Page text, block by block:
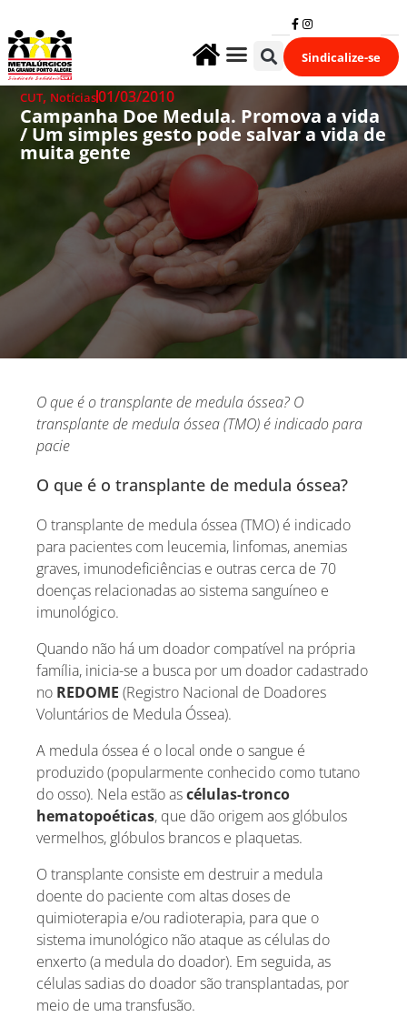
Sindicalize-se
CUT, Notícias01/03/2010
Campanha Doe Medula. Promova a vida
/ Um simples gesto pode salvar a vida de
muita gente
O que é o transplante de medula óssea? O
transplante de medula óssea (TMO) é indicado para
pacie
O que é o transplante de medula óssea?
O transplante de medula óssea (TMO) é indicado
para pacientes com leucemia, linfomas, anemias
graves, imunodeficiências e outras cerca de 70
doenças relacionadas ao sistema sanguíneo e
imunológico.
Quando não há um doador compatível na própria
família, inicia-se a busca por um doador cadastrado
no REDOME (Registro Nacional de Doadores
Voluntários de Medula Óssea).
A medula óssea é o local onde o sangue é
produzido (popularmente conhecido como tutano
do osso). Nela estão ascélulas-tronco
hematopoéticas, que dão origem aos glóbulos
vermelhos, glóbulos brancos e plaquetas.
O transplante consiste em destruir a medula
doente do paciente com altas doses de
quimioterapia e/ou radioterapia, para que o
sistema imunológico não ataque as células do
enxerto (a medula do doador). Em seguida, as
células sadias do doador são transplantadas, por
meio de uma transfusão.